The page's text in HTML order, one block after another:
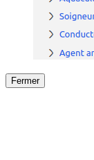
Fermer